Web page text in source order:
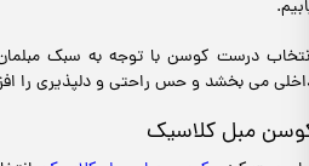
درست کوسن با توجه به سبک
می بخشد و حس راحتی و دلپذیری را
مبل کلاسیک